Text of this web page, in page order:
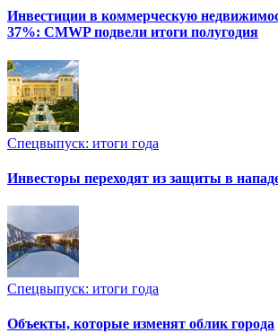
Инвестиции в коммерческую
37%: CMWP подвели итоги полугодия
Спецвыпуск: итоги года
Инвесторы переходят из защиты в
Спецвыпуск: итоги года
Объекты, которые изменят облик города